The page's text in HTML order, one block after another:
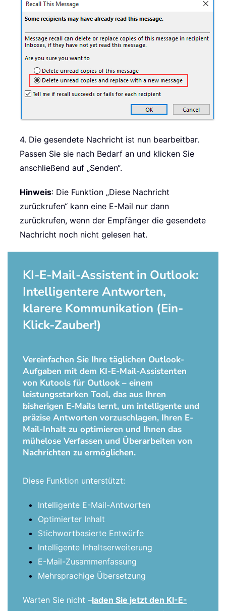
4. Die gesendete Nachricht ist nun bearbeitbar.
Passen Sie sie nach Bedarf an und klicken Sie
anschließend auf „Senden“.
Hinweis: Die Funktion „Diese Nachricht
zurückrufen“ kann eine E-Mail nur dann
zurückrufen, wenn der Empfänger die gesendete
Nachricht noch nicht gelesen hat.
KI-E-Mail-Assistent in Outlook:
Intelligentere Antworten,
klarere Kommunikation (Ein-
Klick-Zauber!)
Vereinfachen Sie Ihre täglichen Outlook-
Aufgaben mit dem KI-E-Mail-Assistenten
von Kutools für Outlook – einem
leistungsstarken Tool, das aus Ihren
bisherigen E-Mails lernt, um intelligente und
präzise Antworten vorzuschlagen, Ihren E-
Mail-Inhalt zu optimieren und Ihnen das
mühelose Verfassen und Überarbeiten von
Nachrichten zu ermöglichen.
Diese Funktion unterstützt:
Intelligente E-Mail-Antworten
Optimierter Inhalt
Stichwortbasierte Entwürfe
Intelligente Inhaltserweiterung
E-Mail-Zusammenfassung
Mehrsprachige Übersetzung
Warten Sie nicht –laden Sie jetzt den KI-E-